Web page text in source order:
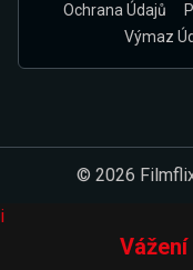
Ochrana Údajů
Výmaz
© 2026
i